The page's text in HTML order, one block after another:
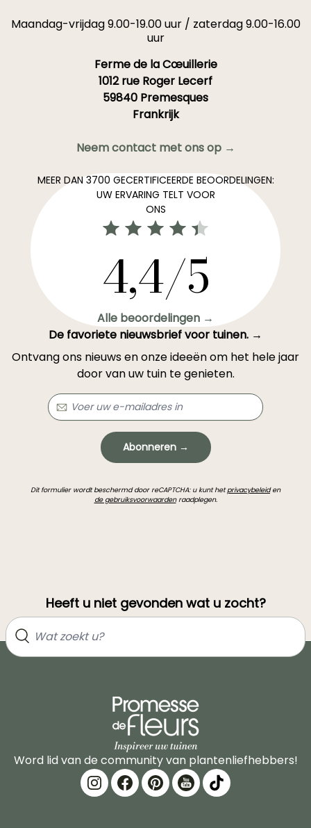
Maandag-vrijdag 9.00-19.00 uur / zaterdag 9.00-16.00
uur
Ferme de la Cœuillerie
1012 rue Roger Lecerf
59840 Premesques
Frankrijk
Neem contact met ons op →
MEER DAN 3700 GECERTIFICEERDE BEOORDELINGEN:
UW ERVARING TELT VOOR
ONS
4,4/5
Alle beoordelingen →
De favoriete nieuwsbrief voor tuinen. →
Ontvang ons nieuws en onze ideeën om het hele jaar
door van uw tuin te genieten.
Abonneren →
Dit formulier wordt beschermd door reCAPTCHA: u kunt hetprivacybeleiden
de gebruiksvoorwaardenraadplegen.
Heeft u niet gevonden wat u zocht?
Word lid van de community van plantenliefhebbers!